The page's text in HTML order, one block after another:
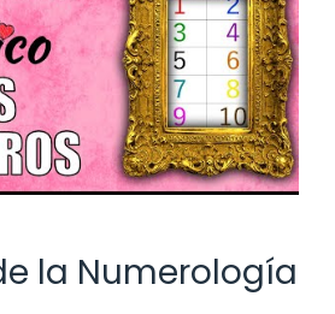
la Numerología